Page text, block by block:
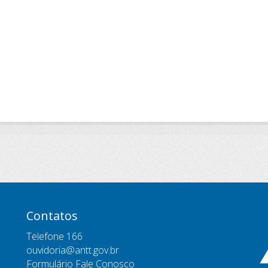
Contatos
Telefone 166
ouvidoria@antt.gov.br
Formulário Fale Conosco